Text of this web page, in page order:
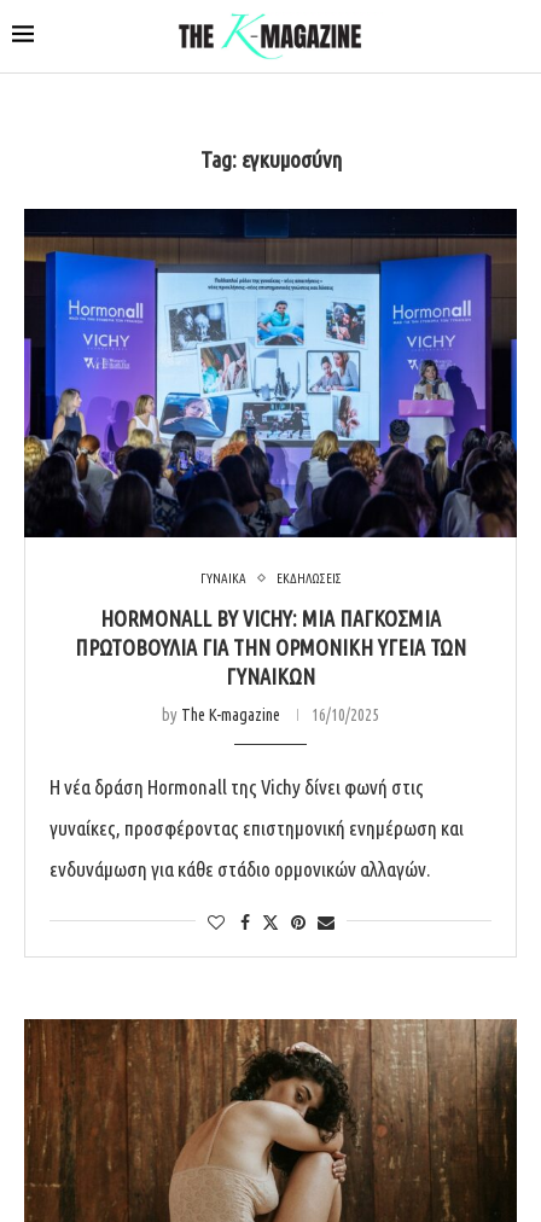
Tag: εγκυμοσύνη
ΓΥΝΑΙΚΑ ΕΚΔΗΛΩΣΕΙΣ
HORMONALL BY VICHY: ΜΙΑ ΠΑΓΚΌΣΜΙΑ
ΠΡΩΤΟΒΟΥΛΊΑ ΓΙΑ ΤΗΝ ΟΡΜΟΝΙΚΉ ΥΓΕΊΑ ΤΩΝ
ΓΥΝΑΙΚΏΝ
by The K-magazine 16/10/2025
Η νέα δράση Hormonall της Vichy δίνει φωνή στις
γυναίκες, προσφέροντας επιστημονική ενημέρωση και
ενδυνάμωση για κάθε στάδιο ορμονικών αλλαγών.